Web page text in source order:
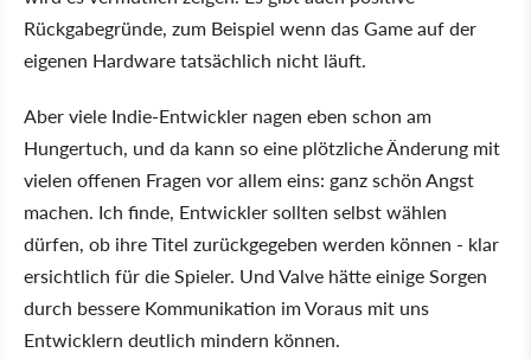
Rückgabegründe, zum Beispiel wenn das Game auf der
eigenen Hardware tatsächlich nicht läuft.
Aber viele Indie-Entwickler nagen eben schon am
Hungertuch, und da kann so eine plötzliche Änderung mit
vielen offenen Fragen vor allem eins: ganz schön Angst
machen. Ich finde, Entwickler sollten selbst wählen
dürfen, ob ihre Titel zurückgegeben werden können - klar
ersichtlich für die Spieler. Und Valve hätte einige Sorgen
durch bessere Kommunikation im Voraus mit uns
Entwicklern deutlich mindern können.